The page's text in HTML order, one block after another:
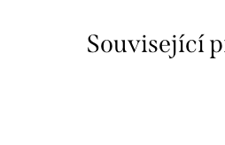
Související